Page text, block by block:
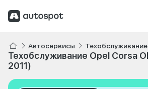
Автосервисы Техобслуживание
Техобслуживание Opel Corsa
2011)